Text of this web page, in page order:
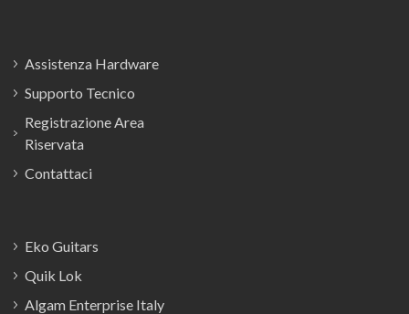
Assistenza Hardware
Supporto Tecnico
Registrazione Area
Riservata
Contattaci
Eko Guitars
Quik Lok
Algam Enterprise Italy